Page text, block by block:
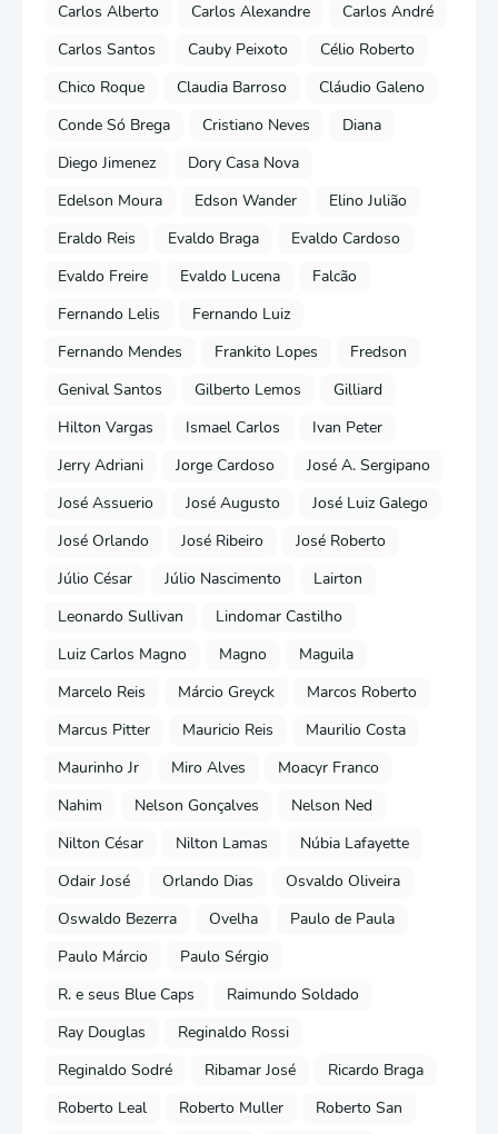
Carlos Alberto
Carlos Alexandre
Carlos André
Carlos Santos
Cauby Peixoto
Célio Roberto
Chico Roque
Claudia Barroso
Cláudio Galeno
Conde Só Brega
Cristiano Neves
Diana
Diego Jimenez
Dory Casa Nova
Edelson Moura
Edson Wander
Elino Julião
Eraldo Reis
Evaldo Braga
Evaldo Cardoso
Evaldo Freire
Evaldo Lucena
Falcão
Fernando Lelis
Fernando Luiz
Fernando Mendes
Frankito Lopes
Fredson
Genival Santos
Gilberto Lemos
Gilliard
Hilton Vargas
Ismael Carlos
Ivan Peter
Jerry Adriani
Jorge Cardoso
José A. Sergipano
José Assuerio
José Augusto
José Luiz Galego
José Orlando
José Ribeiro
José Roberto
Júlio César
Júlio Nascimento
Lairton
Leonardo Sullivan
Lindomar Castilho
Luiz Carlos Magno
Magno
Maguila
Marcelo Reis
Márcio Greyck
Marcos Roberto
Marcus Pitter
Mauricio Reis
Maurilio Costa
Maurinho Jr
Miro Alves
Moacyr Franco
Nahim
Nelson Gonçalves
Nelson Ned
Nilton César
Nilton Lamas
Núbia Lafayette
Odair José
Orlando Dias
Osvaldo Oliveira
Oswaldo Bezerra
Ovelha
Paulo de Paula
Paulo Márcio
Paulo Sérgio
R. e seus Blue Caps
Raimundo Soldado
Ray Douglas
Reginaldo Rossi
Reginaldo Sodré
Ribamar José
Ricardo Braga
Roberto Leal
Roberto Muller
Roberto San